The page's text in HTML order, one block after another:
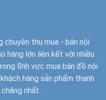
chuyên thu mua - bán nội
hàng lớn liên kết với nhiều
lĩnh vực mua bán đồ nội
hàng sản phẩm thanh
nhất.